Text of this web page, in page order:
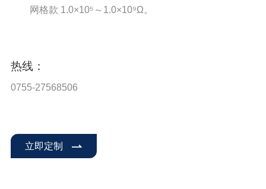
网格款 1.0×10⁵～1.0×10⁹Ω。
热线：
0755-27568506
立即定制